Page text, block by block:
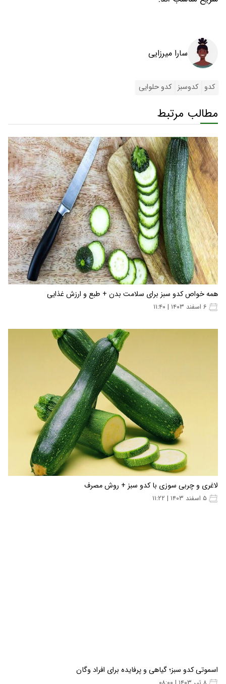
سارا میرزایی
کدو کدوسبز کدو حلوایی
مطالب مرتبط
همه خواص کدو سبز برای سلامت بدن + طبع و ارزش غذایی
لاغری و چربی سوزی با کدو سبز + روش مصرف
اسموتی کدو سبز؛ گیاهی و پرفایده برای افراد وگان